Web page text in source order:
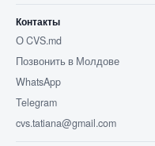
Контакты
О CVS.md
Позвонить в Молдове
WhatsApp
Telegram
cvs.tatiana@gmail.com